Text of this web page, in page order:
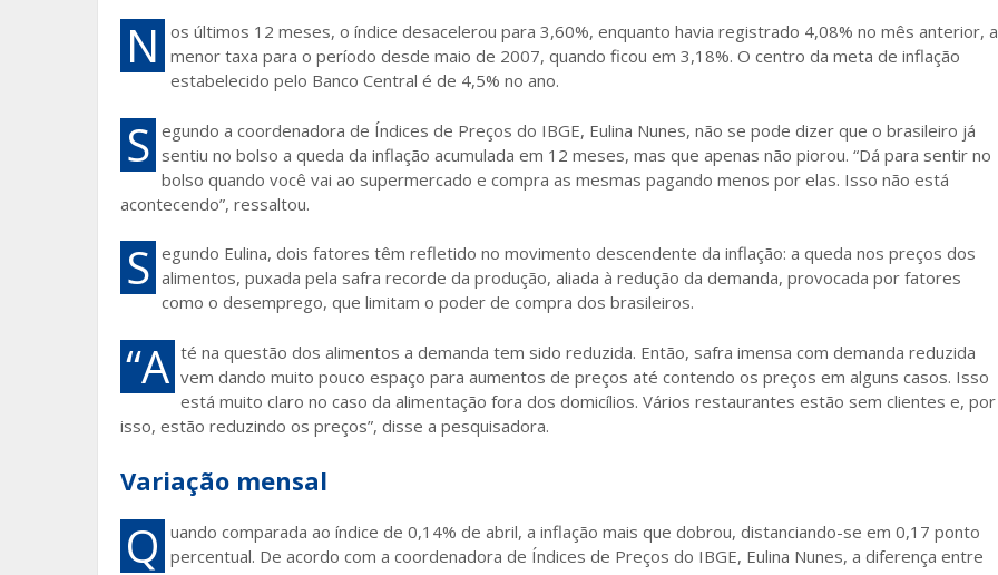
N
os últimos 12 meses, o índice desacelerou para 3,60%, enquanto havia registrado 4,08% no mês anterior, a
menor taxa para o período desde maio de 2007, quando ficou em 3,18%. O centro da meta de inflação
estabelecido pelo Banco Central é de 4,5% no ano.
S egundo a coordenadora de Índices de Preços do IBGE, Eulina Nunes, não se pode dizer que o brasileiro já
sentiu no bolso a queda da inflação acumulada em 12 meses, mas que apenas não piorou. “Dá para sentir no
bolso quando você vai ao supermercado e compra as mesmas pagando menos por elas. Isso não está
acontecendo”, ressaltou.
S egundo Eulina, dois fatores têm refletido no movimento descendente da inflação: a queda nos preços dos
alimentos, puxada pela safra recorde da produção, aliada à redução da demanda, provocada por fatores
como o desemprego, que limitam o poder de compra dos brasileiros.
“A té na questão dos alimentos a demanda tem sido reduzida. Então, safra imensa com demanda reduzida
vem dando muito pouco espaço para aumentos de preços até contendo os preços em alguns casos. Isso
está muito claro no caso da alimentação fora dos domicílios. Vários restaurantes estão sem clientes e, por
isso, estão reduzindo os preços”, disse a pesquisadora.
Variação mensal
Q uando comparada ao índice de 0,14% de abril, a inflação mais que dobrou, distanciando-se em 0,17 ponto
percentual. De acordo com a coordenadora de Índices de Preços do IBGE, Eulina Nunes, a diferença entre